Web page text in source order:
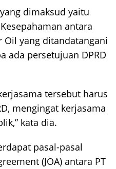
dimaksud yaitu
antara
Oil yang ditandatangani
ada persetujuan DPRD
tersebut harus
mengingat kerjasama
kata dia.
pasal-pasal
(JOA) antara PT